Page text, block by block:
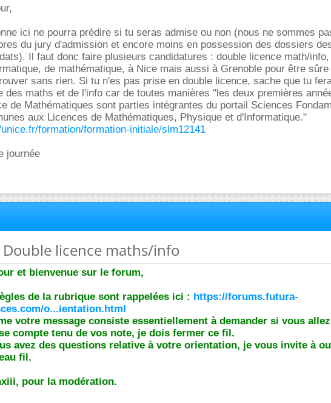
ici ne pourra prédire si tu seras admise ou non (nous ne sommes
du jury d'admission et encore moins en possession des dossiers
Il faut donc faire plusieurs candidatures : double licence math/
de mathématique, à Nice mais aussi à Grenoble pour être
sans rien. Si tu n'es pas prise en double licence, sache que tu
des maths et de l'info car de toutes manières "les deux premières
de Mathématiques sont parties intégrantes du portail Sciences
aux Licences de Mathématiques, Physique et d'Informatique."
formation/formation-initiale/slm12141
journée
Double licence maths/info
et bienvenue sur le forum,
de la rubrique sont rappelées ici : https://forums.futura-
o...ientation.html
votre message consiste essentiellement à demander si vous
compte tenu de vos note, je dois fermer ce fil.
avez des questions relative à votre orientation, je vous invite à
fil.
pour la modération.